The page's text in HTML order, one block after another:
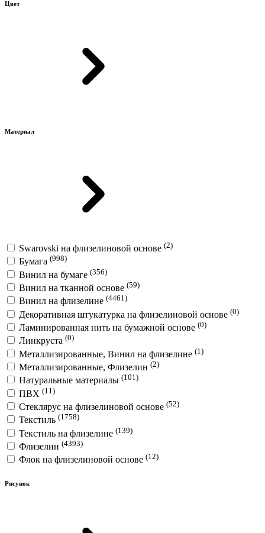
Цвет
Материал
Swarovski на флизелиновой основе (2)
Бумага (998)
Винил на бумаге (356)
Винил на тканной основе (59)
Винил на флизелине (4461)
Декоративная штукатурка на флизелиновой основе (0)
Ламинированная нить на бумажной основе (0)
Линкруста (0)
Металлизированные, Винил на флизелине (1)
Металлизированные, Флизелин (2)
Натуральные материалы (101)
ПВХ (11)
Стеклярус на флизелиновой основе (52)
Текстиль (1758)
Текстиль на флизелине (139)
Флизелин (4393)
Флок на флизелиновой основе (12)
Рисунок